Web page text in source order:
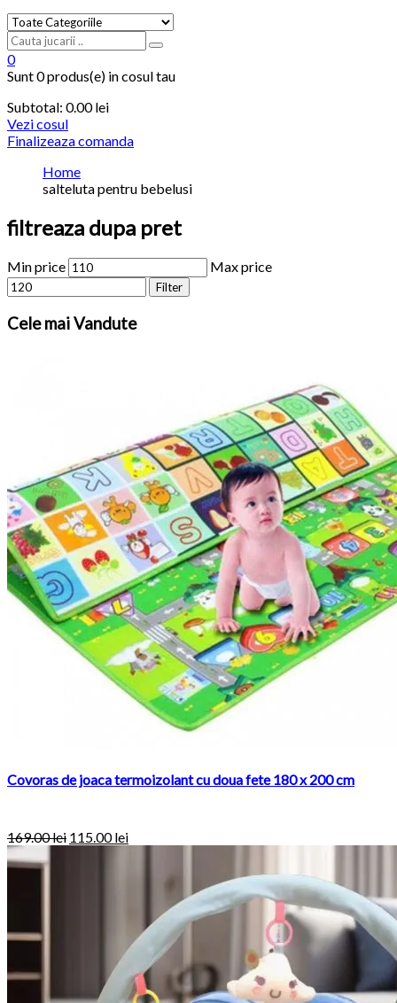
0
Sunt0 produs(e) in cosul tau
Subtotal: 0.00lei
Vezi cosul
Finalizeaza comanda
Home
salteluta pentru bebelusi
filtreaza dupa pret
Min price Max price
Filter
Celemai Vandute
Covoras de joaca termoizolant cu doua fete 180 x 200 cm
169.00lei 115.00lei